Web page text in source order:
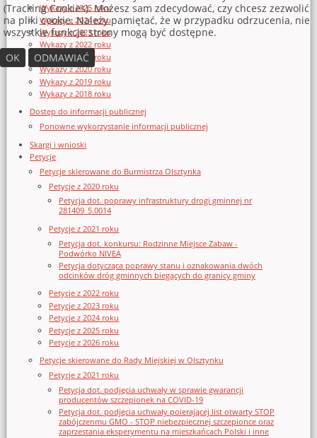
Wykazy z 2025 roku
Wykazy z 2024 roku
Wykazy z 2023 roku
Wykazy z 2022 roku
Wykazy z 2021 roku
Wykazy z 2020 roku
Wykazy z 2019 roku
Wykazy z 2018 roku
Dostęp do informacji publicznej
Ponowne wykorzystanie informacji publicznej
Skargi i wnioski
Petycje
Petycje skierowane do Burmistrza Olsztynka
Petycje z 2020 roku
Petycja dot. poprawy infrastruktury drogi gminnej nr
281409_5.0014
Petycje z 2021 roku
Petycja dot. konkursu: Rodzinne Miejsce Zabaw -
Podwórko NIVEA
Petycja dotycząca poprawy stanu i oznakowania dwóch
odcinków dróg gminnych biegących do granicy gminy
Petycje z 2022 roku
Petycje z 2023 roku
Petycje z 2024 roku
Petycje z 2025 roku
Petycje z 2026 roku
Petycje skierowane do Rady Miejskiej w Olsztynku
Petycje z 2021 roku
Petycja dot. podjęcia uchwały w sprawie gwarancji
producentów szczepionek na COVID-19
Petycja dot. podjęcia uchwały poierającej list otwarty STOP
zabójczenmu GMO - STOP niebezpiecznej szczepionce oraz
zaprzestania eksperymentu na mieszkańcach Polski i inne
(Tracking Cookies). Możesz sam zdecydować, czy chcesz zezwolić
na pliki cookie. Należy pamiętać, że w przypadku odrzucenia, nie
wszystkie funkcje strony mogą być dostępne.
OK
ODMAWIAĆ